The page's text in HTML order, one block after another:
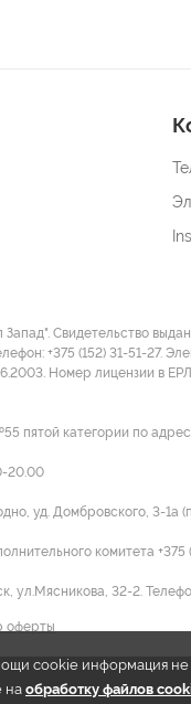
Свидетельство
+375 (152) 31-51-27.
Номер лицензии в
категории по
20.00
уд. Домбровского, 3-
комитета
32-2.
оферты
cookie информация
на обработку файлов